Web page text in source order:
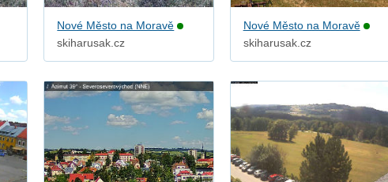
Nové Město na Moravě
skiharusak.cz
Nové Město na Moravě
skiharusak.cz